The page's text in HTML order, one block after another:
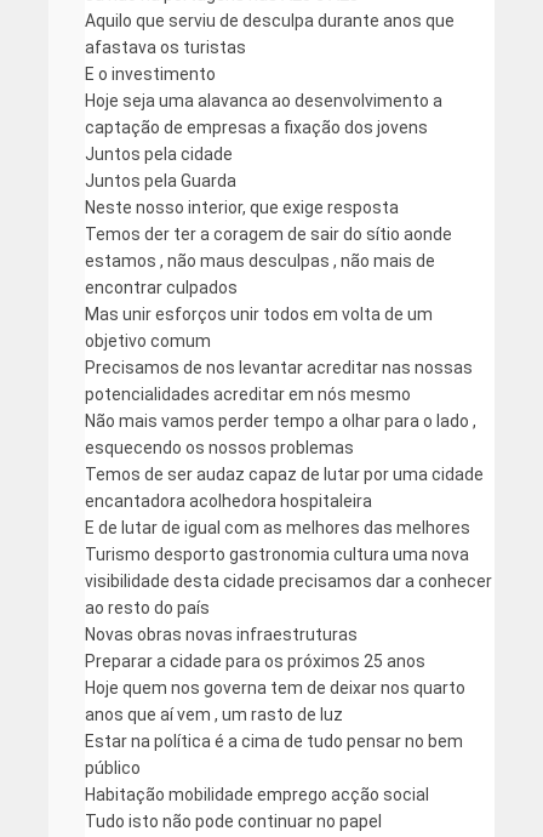
Aquilo que serviu de desculpa durante anos que
afastava os turistas
E o investimento
Hoje seja uma alavanca ao desenvolvimento a
captação de empresas a fixação dos jovens
Juntos pela cidade
Juntos pela Guarda
Neste nosso interior, que exige resposta
Temos der ter a coragem de sair do sítio aonde
estamos , não maus desculpas , não mais de
encontrar culpados
Mas unir esforços unir todos em volta de um
objetivo comum
Precisamos de nos levantar acreditar nas nossas
potencialidades acreditar em nós mesmo
Não mais vamos perder tempo a olhar para o lado ,
esquecendo os nossos problemas
Temos de ser audaz capaz de lutar por uma cidade
encantadora acolhedora hospitaleira
E de lutar de igual com as melhores das melhores
Turismo desporto gastronomia cultura uma nova
visibilidade desta cidade precisamos dar a conhecer
ao resto do país
Novas obras novas infraestruturas
Preparar a cidade para os próximos 25 anos
Hoje quem nos governa tem de deixar nos quarto
anos que aí vem , um rasto de luz
Estar na política é a cima de tudo pensar no bem
público
Habitação mobilidade emprego acção social
Tudo isto não pode continuar no papel